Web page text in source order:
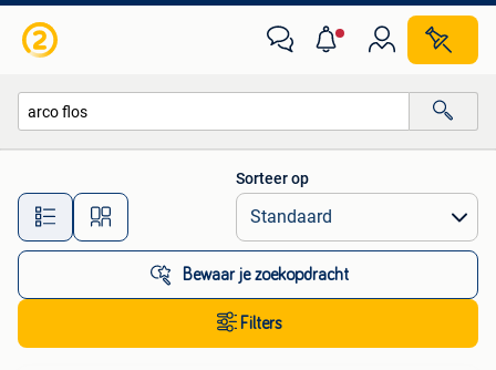
Alle afstanden…
Sorteer op
Bewaar je zoekopdracht
Filters